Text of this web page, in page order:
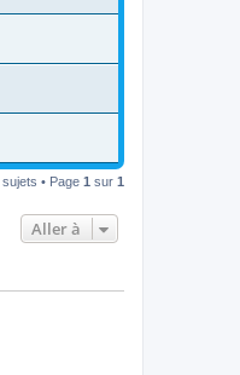
• Page 1 sur 1
Aller à